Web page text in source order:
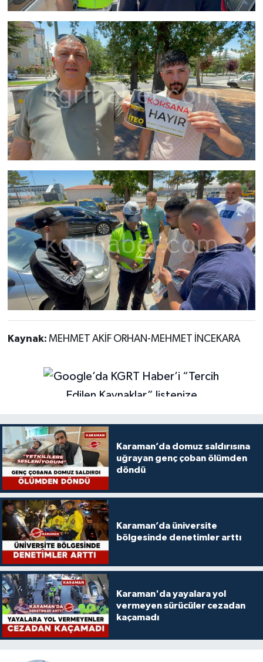
Kaynak: MEHMET AKİF ORHAN-MEHMET İNCEKARA
Karaman’da domuz saldırısına
uğrayan genç çoban ölümden
döndü
Karaman’da üniversite
bölgesinde denetimler arttı
Karaman'da yayalara yol
vermeyen sürücüler cezadan
kaçamadı